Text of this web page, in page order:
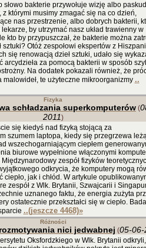
słowo bakterie przywołuje wizję albo
z którymi musimy zmagać się na co dzień,
nas przestrzenie, albo dobrych bakterii,
by utrzymać nasz układ trawienny w
kto by przypuszczał, że bakterie można
sztuki? Otóż zespołowi ekspertów z
się renowacją dzieł sztuki, udało się
arcydzieła za pomocą bakterii w sposób
Na dodatek pokazali również, że
te użyteczne mikroorganizmy ..
Fizyka
schładzania superkomputerów (
2011)
się kiedyś nad fizyką stojącą za
szumem laptopa, kiedy się przegrzewa
wszechogarniającym ciepłem
biurowe wypełnione włączonymi
zespół fizyków
odkrycia, że komputery mogą
ciepło, jak i chłód. W artykule
zespół z Wlk. Brytanii, Szwajcarii i
uznanego faktu, że energia zużyta
ostatecznie przekształci się w ciepło.
..(jeszcze 4468)»
Różności
nici jedwabnej (05-06-
Oksfordzkiego w Wlk. Brytanii